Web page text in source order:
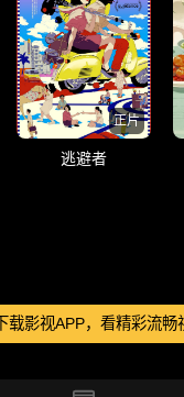
正片
逃避者
下载影视APP，看精彩流畅